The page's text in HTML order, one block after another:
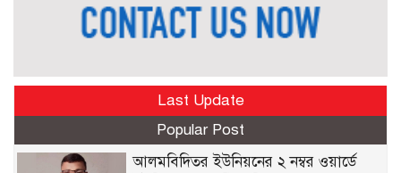
Last Update
Popular Post
আলমবিদিতর ইউনিয়নের ২ নম্বর ওয়ার্ডে